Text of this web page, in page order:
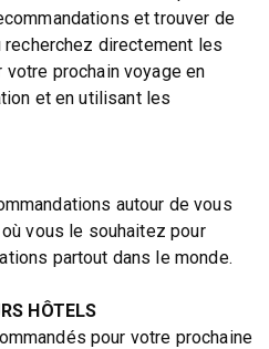
et trouver de
directement les
prochain voyage en
et en utilisant les
autour de vous
vous le souhaitez pour
partout dans le monde.
HÔTELS
pour votre prochaine